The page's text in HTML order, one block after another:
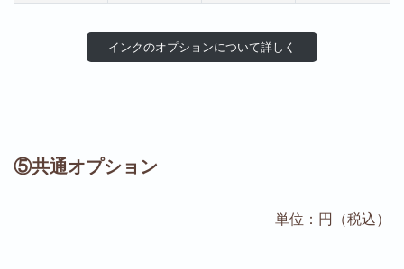
インクのオプションについて詳しく
⑤共通オプション
単位：円（税込）